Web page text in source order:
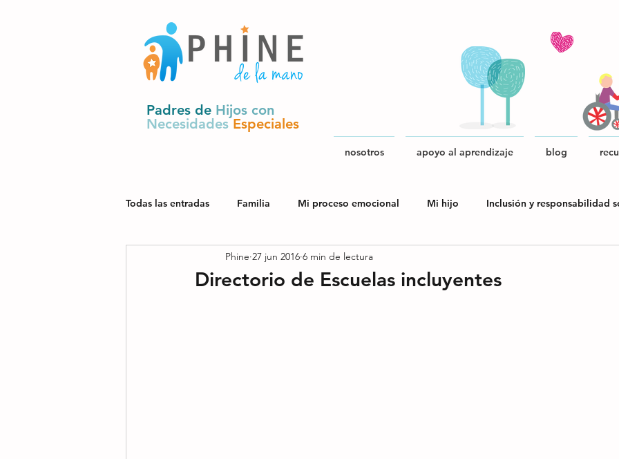
Padres de Hijos con
NecesidadesEspeciales
nosotros apoyo al aprendizaje blog
Todas las entradas Familia Mi proceso emocional Mi hijo Inclusión y responsabilidad
Derechos y política pública
Directorio de Escuelas incluyentes
Phine 27 jun 2016 6 min de lectura